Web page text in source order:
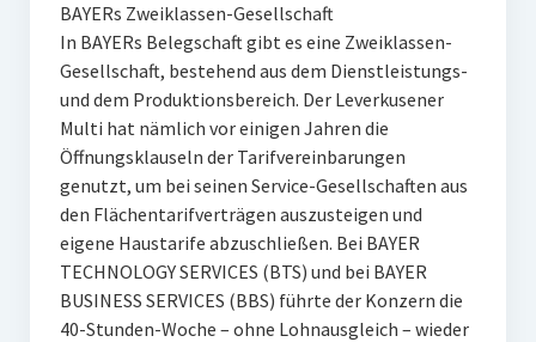
BAYERs Zweiklassen-Gesellschaft
In BAYERs Belegschaft gibt es eine Zweiklassen-
Gesellschaft, bestehend aus dem Dienstleistungs-
und dem Produktionsbereich. Der Leverkusener
Multi hat nämlich vor einigen Jahren die
Öffnungsklauseln der Tarifvereinbarungen
genutzt, um bei seinen Service-Gesellschaften aus
den Flächentarifverträgen auszusteigen und
eigene Haustarife abzuschließen. Bei BAYER
TECHNOLOGY SERVICES (BTS) und bei BAYER
BUSINESS SERVICES (BBS) führte der Konzern die
40-Stunden-Woche – ohne Lohnausgleich – wieder